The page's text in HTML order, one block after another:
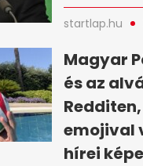
startlap.hu
Magyar
és az
emojival
hírei